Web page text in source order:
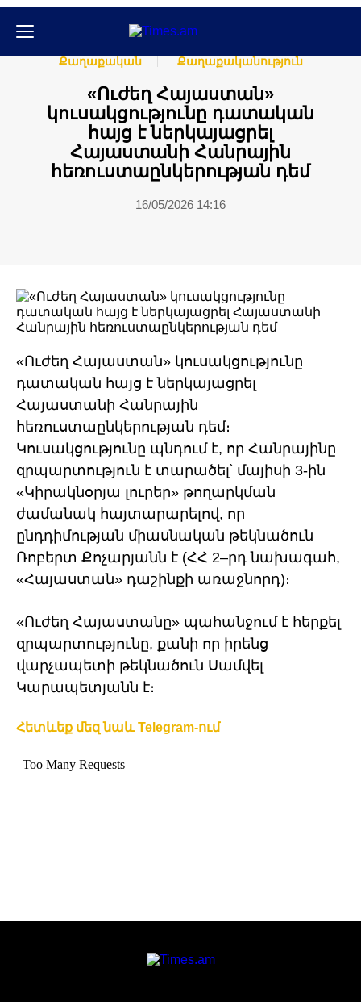
Քաղաքական
Քաղաքականություն
«Ուժեղ Հայաստան»
կուսակցությունը դատական
հայց է ներկայացրել
Հայաստանի Հանրային
հեռուստաընկերության դեմ
16/05/2026 14:16
«Ուժեղ Հայաստան» կուսակցությունը
դատական հայց է ներկայացրել
Հայաստանի Հանրային
հեռուստաընկերության դեմ։
Կուսակցությունը պնդում է, որ Հանրայինը
զրպարտություն է տարածել՝ մայիսի 3-ին
«Կիրակնօրյա լուրեր» թողարկման
ժամանակ հայտարարելով, որ
ընդդիմության միասնական թեկնածուն
Ռոբերտ Քոչարյանն է (ՀՀ 2–րդ նախագահ,
«Հայաստան» դաշինքի առաջնորդ)։
«Ուժեղ Հայաստանը» պահանջում է հերքել
զրպարտությունը, քանի որ իրենց
վարչապետի թեկնածուն Սամվել
Կարապետյանն է։
Հետևեք մեզ նաև Telegram-ում